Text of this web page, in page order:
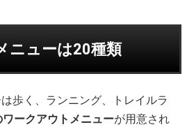
ニューは20種類
歩く、ランニング、トレイルラ
ワークアウトメニューが用意され